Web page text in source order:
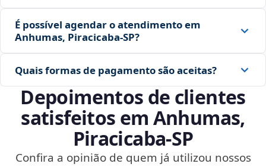
É possível agendar o atendimento em
Anhumas, Piracicaba‑SP?
Quais formas de pagamento são aceitas?
Depoimentos de clientes
satisfeitos em Anhumas,
Piracicaba‑SP
Confira a opinião de quem já utilizou nossos